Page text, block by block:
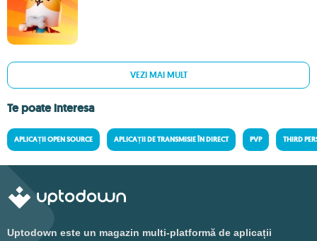
VEZI MAI MULT
Te poate interesa
APLICAȚII OPEN SOURCE APLICAȚII DE TRANSMISIE ÎN DIRECT PVP THIRD
Uptodown este un magazin multi-platformă de aplicații